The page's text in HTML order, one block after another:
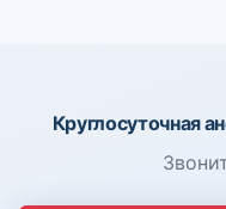
Круглосуточная